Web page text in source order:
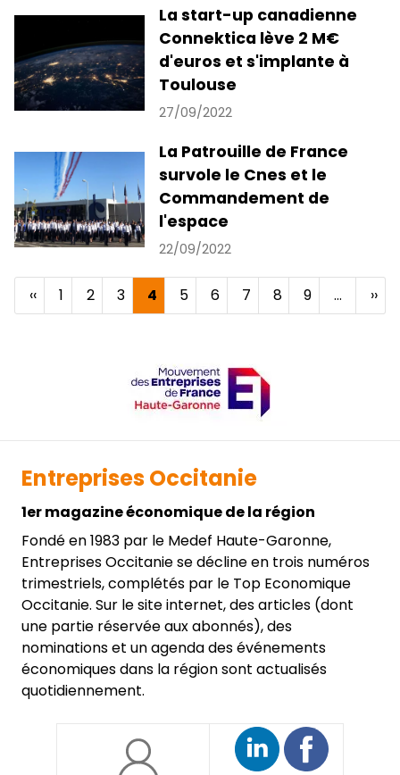
La start-up canadienne
Connektica lève 2 M€
d'euros et s'implante à
Toulouse
27/09/2022
La Patrouille de France
survole le Cnes et le
Commandement de
l'espace
22/09/2022
Pagination
Page
précédente
‹‹ Page
1 Page
2 Page
3
Page
courante
4 Page
5 Page
6 Page
7 Page
8 Page
9 … ››
Entreprises Occitanie
1er magazine économique de la région
Fondé en 1983 par le Medef Haute-Garonne,
Entreprises Occitanie se décline en trois numéros
trimestriels, complétés par le Top Economique
Occitanie. Sur le site internet, des articles (dont
une partie réservée aux abonnés), des
nominations et un agenda des événements
économiques dans la région sont actualisés
quotidiennement.